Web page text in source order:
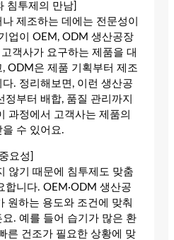
침투제의 만남]
제조하는 데에는 전문성이
업이 OEM, ODM 생산공장
객사가 요구하는 제품을 대
ODM은 제품 기획부터 제조
. 정리해보면, 이런 생산공
부터 배합, 품질 관리까지
과정에서 고객사는 제품의
수 있어요.
요성]
않기 때문에 침투제도 맞춤
합니다. OEM·ODM 생산공
원하는 용도와 조건에 맞춰
. 예를 들어 습기가 많은 환
른 건조가 필요한 상황에 맞